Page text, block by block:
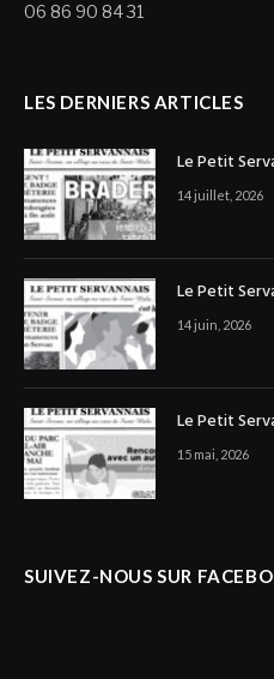
06 86 90 84 31
LES DERNIERS ARTICLES
Le Petit
14 juillet, 2026
Le Petit
14 juin, 2026
Le Petit
15 mai, 2026
SUIVEZ-NOUS SUR